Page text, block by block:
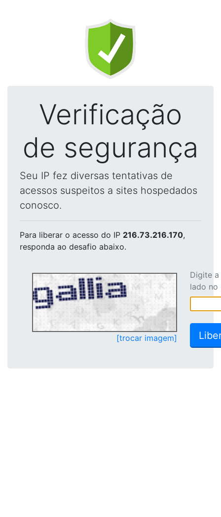
Verificação
de segurança
Seu IP fez diversas tentativas de
acessos suspeitos a sites hospedados
conosco.
Para liberar o acesso do IP 216.73.216.170,
responda ao desafio abaixo.
[trocar imagem]
Digite
lado no